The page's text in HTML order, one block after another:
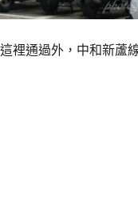
裡通過外，中和新蘆